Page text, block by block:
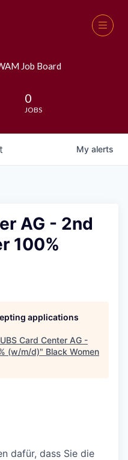
Job Board
0
JOBS
My alerts
AG - 2nd
100%
applications
UBS Card Center AG -
(w/m/d)" Black Women
dafür, dass Sie die